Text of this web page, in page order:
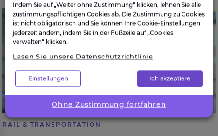
Photogrammetrie für den Bahnsektor
BLOG
RAIL & TRANSPORTATION
Indem Sie auf „Weiter ohne Zustimmung“ klicken, lehnen Sie alle
zustimmungspflichtigen Cookies ab. Die Zustimmung zu Cookies
ist nicht obligatorisch und Sie können Ihre Cookie-Einstellungen
jederzeit ändern, indem Sie in der Fußzeile auf „Cookies
verwalten“ klicken.
Lesen Sie unsere Datenschutzrichtlinie
Einstellungen Ich akzeptiere
Ohne Zustimmung fortfahren